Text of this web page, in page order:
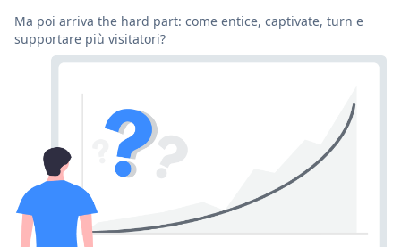
Ma poi arriva the hard part: come entice, captivate, turn e
supportare più visitatori?